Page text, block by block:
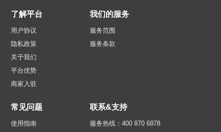
了解平台
用户协议
隐私政策
关于我们
平台优势
商家入驻
我们的服务
服务范围
服务条款
常见问题
使用指南
联系&支持
服务热线：400 870 6878